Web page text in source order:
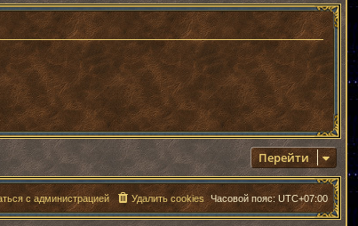
Перейти
Часовой пояс:UTC+07:00
Удалить cookies
с администрацией